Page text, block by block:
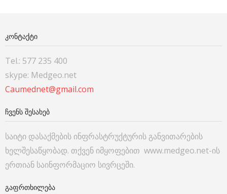
ᲙᲝᲜᲢᲐᲥᲢᲘ
Tel.: 577 235 400
skype: Medgeo.net
Caumednet@gmail.com
ᲩᲕᲔᲜᲡ ᲨᲔᲡᲐᲮᲔᲑ
საიტი დასაქმების ინფრასტრუქტურის განვითარების
ხელშესაწყობად. თქვენ იმყოფებით www.medgeo.net-ის
ერთიან საინფორმაციო სივრცეში.
ᲒᲐᲤᲠᲗᲮᲘᲚᲔᲑᲐ